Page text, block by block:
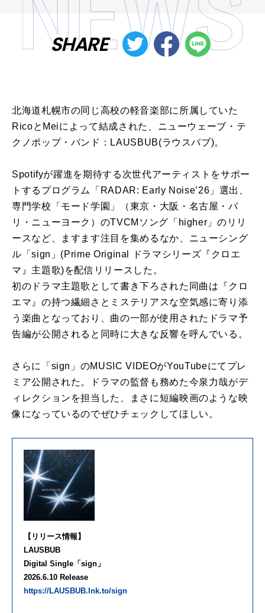
SHARE
北海道札幌市の同じ高校の軽音楽部に所属していた
RicoとMeiによって結成された、ニューウェーブ・テ
クノポップ・バンド：LAUSBUB(ラウスバブ)。
Spotifyが躍進を期待する次世代アーティストをサポー
トするプログラム「RADAR: Early Noise’26」選出、
専門学校「モード学園」（東京・大阪・名古屋・パ
リ・ニューヨーク）のTVCMソング「higher」のリリ
ースなど、ますます注目を集めるなか、ニューシング
ル「sign」(Prime Original ドラマシリーズ『クロエ
マ』主題歌)を配信リリースした。
初のドラマ主題歌として書き下ろされた同曲は『クロ
エマ』の持つ繊細さとミステリアスな空気感に寄り添
う楽曲となっており、曲の一部が使用されたドラマ予
告編が公開されると同時に大きな反響を呼んでいる。
さらに「sign」のMUSIC VIDEOがYouTubeにてプレ
ミア公開された。ドラマの監督も務めた今泉力哉がデ
ィレクションを担当した、まさに短編映画のような映
像になっているのでぜひチェックしてほしい。
【リリース情報】
LAUSBUB
Digital Single「sign」
2026.6.10 Release
https://LAUSBUB.lnk.to/sign